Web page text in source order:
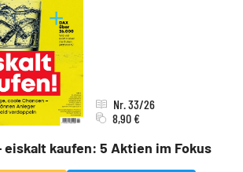
eiskalt kaufen: 5 Aktien im Fokus
Nr. 33/26
8,90 €